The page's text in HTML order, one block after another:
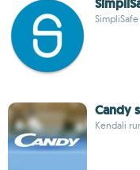
Candy
Kendali